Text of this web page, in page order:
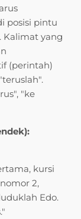
posisi pintu
Kalimat yang
(perintah)
"ke
kursi
2,
Edo.